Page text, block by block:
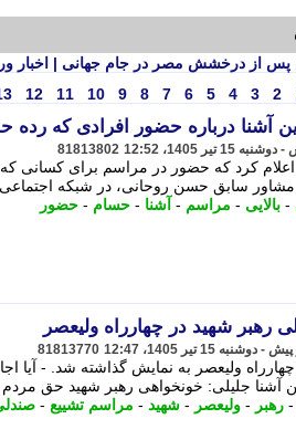
پس از درخشش مصر در جام جهانی | اخبار
2
3
4
5
6
7
8
9
10
11
12
آشنا درباره حضور افرادی که رده
81813802
اعلام کرد که حضور در مراسم برای کسانی
مشاور سابق حسن روحانی، در شبکه
- بالایی - مراسم - آشنا - حسام - حضور
رهبر شهید در چهارراه ولیعصر
81813770
ولیعصر به نمایش گذاشته شد. - آیا
آشنا جلیلی: خونخواهی رهبر شهید حق
- رهبر - ولیعصر - شهید - مراسم تشییع -